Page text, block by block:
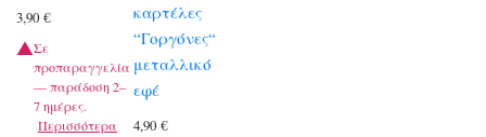
3,90 €
Σε
προπαραγγελία
— παράδοση 2–
7 ημέρες.
Περισσότερα
καρτέλες
“Γοργόνες“
μεταλλικό
εφέ
4,90€